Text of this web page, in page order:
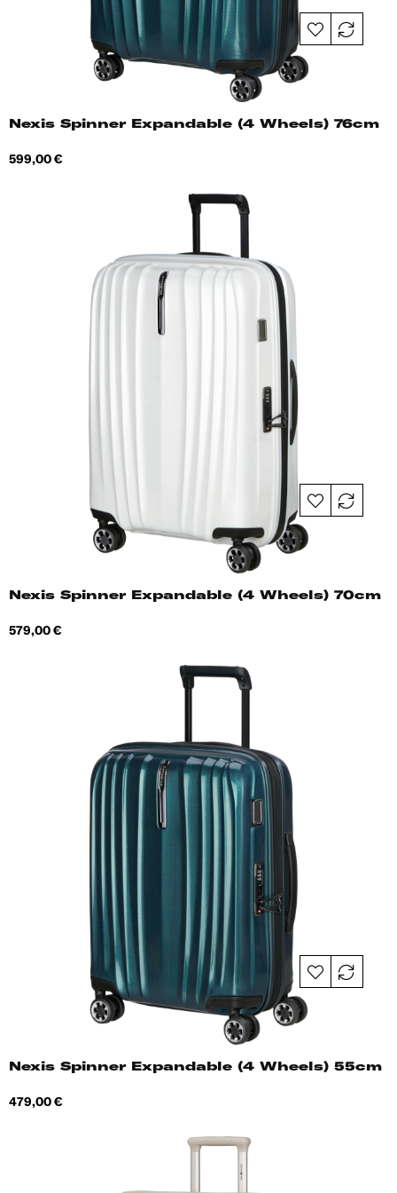
Nexis Spinner Expandable (4 Wheels) 76cm
Hind
599,00 €
Nexis Spinner Expandable (4 Wheels) 70cm
Hind
579,00 €
Nexis Spinner Expandable (4 Wheels) 55cm
Hind
479,00 €